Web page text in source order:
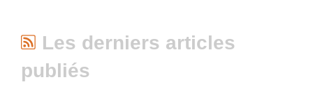
Les derniers articles
publiés